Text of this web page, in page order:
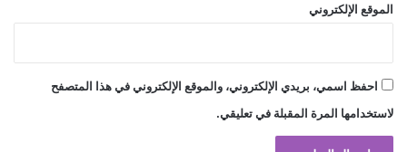
الموقع الإلكتروني
احفظ اسمي، بريدي الإلكتروني، والموقع الإلكتروني في هذا المتصفح
لاستخدامها المرة المقبلة في تعليقي.